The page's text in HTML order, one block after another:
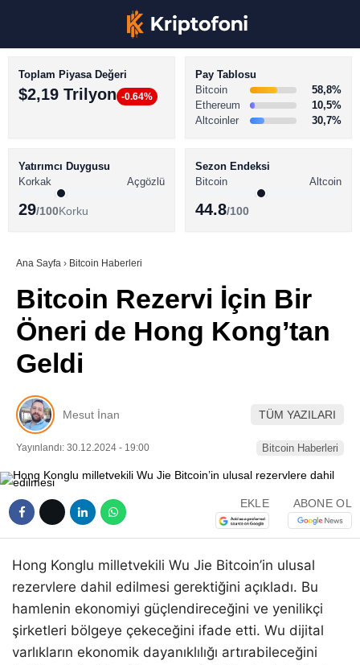
Youtube
TikTok
Telegram
BİTCOİN HABERLERİ
ALTCOİN HABERLERİ
SÖZLÜK
Toplam Piyasa Değeri
$2,19 Trilyon -0.64%
Pay Tablosu
Bitcoin
58,8%
Ethereum
10,5%
Altcoinler
30,7%
Yatırımcı Duygusu
Korkak
Açgözlü
29/100Korku
Sezon Endeksi
Bitcoin
Altcoin
44.8/100
Ana Sayfa › Bitcoin Haberleri
Bitcoin Rezervi İçin Bir
Öneri de Hong Kong’tan
Geldi
Mesut İnan TÜM YAZILARI
Yayınlandı: 30.12.2024 - 19:00 Bitcoin Haberleri
EKLE ABONE OL
Hong Konglu milletvekili Wu Jie Bitcoin’in ulusal
rezervlere dahil edilmesi gerektiğini açıkladı. Bu
hamlenin ekonomiyi güçlendireceğini ve yenilikçi
şirketleri bölgeye çekeceğini ifade etti. Wu dijital
varlıkların ekonomik dayanıklılığı artırabileceğini